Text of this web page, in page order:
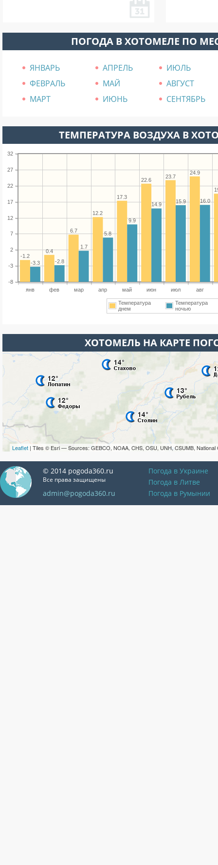
ПОГОДА В ХОТОМЕЛЕ ПО
ЯНВАРЬ АПРЕЛЬ
ИЮЛЬ
ФЕВРАЛЬ
МАЙ
АВГУСТ
МАРТ
ИЮНЬ СЕНТЯБРЬ
ТЕМПЕРАТУРА ВОЗДУХА В
янв фев мар апр май июн июл авг
-8
-3
2
7
12
17
22
27
32
24.9
23.7
22.6
17.3
12.2
6.7
0.4
-1.2
16.0
15.9
14.9
9.9
5.8
1.7
-2.8
-3.3
Температура
днем
Температура
ночью
ХОТОМЕЛЬ НА КАРТЕ
Leaflet | Tiles © Esri — Sources: GEBCO, NOAA, CHS, OSU, UNH, CSUMB, National
© 2014 pogoda360.ru
Все права защищены
admin@pogoda360.ru
Погода в Украине
Погода в Литве
Погода в Румынии